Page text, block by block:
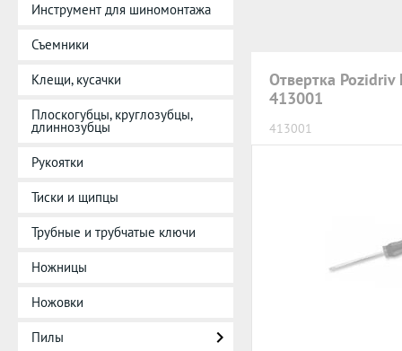
Инструмент для шиномонтажа
Съемники
Клещи, кусачки
Плоскогубцы, круглозубцы,
длиннозубцы
Рукоятки
Тиски и щипцы
Трубные и трубчатые ключи
Ножницы
Ножовки
Пилы
Отвертка
413001
413001